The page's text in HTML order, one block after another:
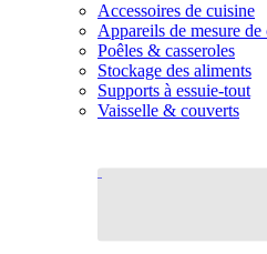
Accessoires de cuisine
Appareils de mesure de
Poêles & casseroles
Stockage des aliments
Supports à essuie-tout
Vaisselle & couverts